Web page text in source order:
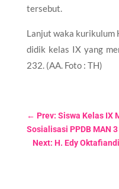
tersebut.
Lanjut waka kurikulum
didik kelas IX yang
232. (AA. Foto : TH)
← Prev: Siswa Kelas IX
Sosialisasi PPDB MAN
Next: H. Edy